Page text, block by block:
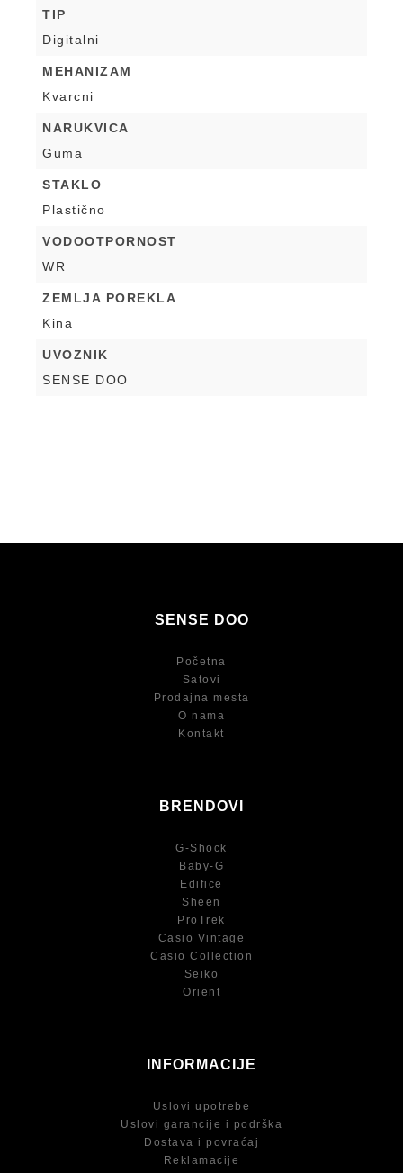
TIP
Digitalni
MEHANIZAM
Kvarcni
NARUKVICA
Guma
STAKLO
Plastično
VODOOTPORNOST
WR
ZEMLJA POREKLA
Kina
UVOZNIK
SENSE DOO
SENSE DOO
Početna
Satovi
Prodajna mesta
O nama
Kontakt
BRENDOVI
G-Shock
Baby-G
Edifice
Sheen
ProTrek
Casio Vintage
Casio Collection
Seiko
Orient
INFORMACIJE
Uslovi upotrebe
Uslovi garancije i podrška
Dostava i povraćaj
Reklamacije